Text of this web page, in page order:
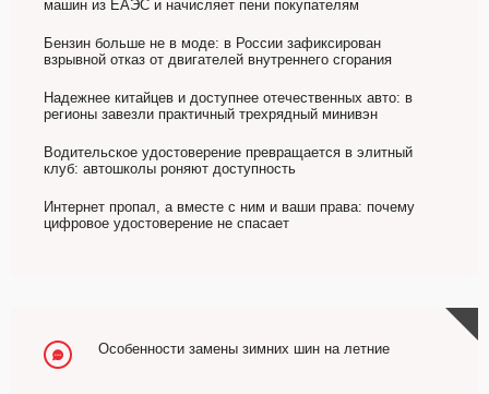
машин из ЕАЭС и начисляет пени покупателям
Бензин больше не в моде: в России зафиксирован
взрывной отказ от двигателей внутреннего сгорания
Надежнее китайцев и доступнее отечественных авто: в
регионы завезли практичный трехрядный минивэн
Водительское удостоверение превращается в элитный
клуб: автошколы роняют доступность
Интернет пропал, а вместе с ним и ваши права: почему
цифровое удостоверение не спасает
Особенности замены зимних шин на летние